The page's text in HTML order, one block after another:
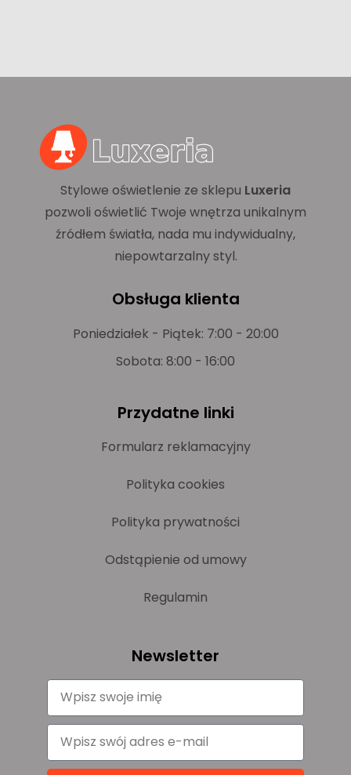
Stylowe oświetlenie ze sklepu Luxeria
pozwoli oświetlić Twoje wnętrza unikalnym
źródłem światła, nada mu indywidualny,
niepowtarzalny styl.
Obsługa klienta
Poniedziałek - Piątek: 7:00 - 20:00
Sobota: 8:00 - 16:00
Przydatne linki
Formularz reklamacyjny
Polityka cookies
Polityka prywatności
Odstąpienie od umowy
Regulamin
Newsletter